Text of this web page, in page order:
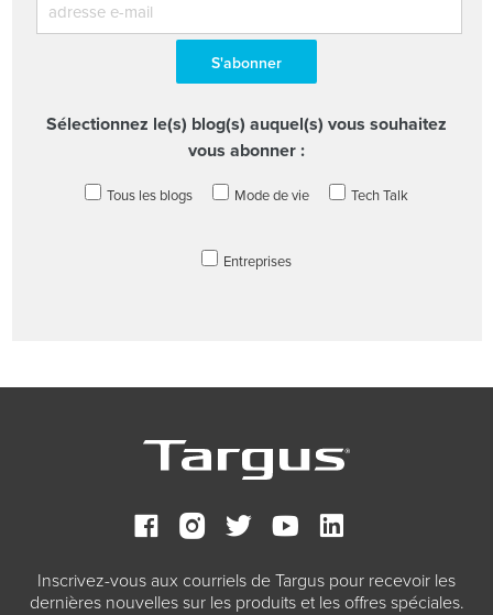
Sélectionnez le(s) blog(s) auquel(s) vous souhaitez
vous abonner :
Tous les blogs Mode de vie Tech Talk
Entreprises
Inscrivez-vous aux courriels de Targus pour recevoir les
dernières nouvelles sur les produits et les offres spéciales.